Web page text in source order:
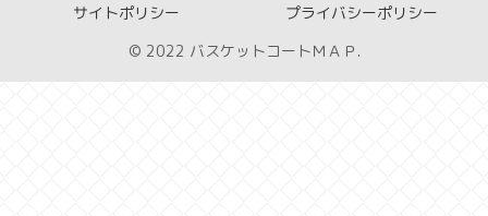
サイトポリシー
プライバシーポリシー
© 2022 バスケットコートＭＡＰ.